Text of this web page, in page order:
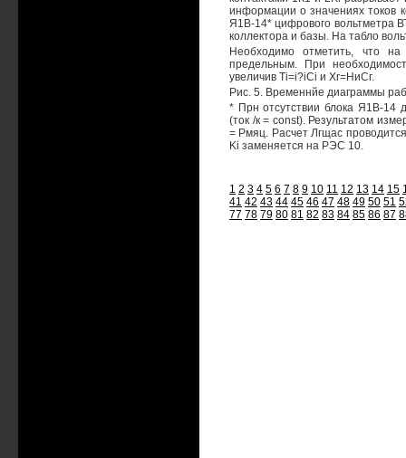
информации о значениях токов
Я1В-14* цифрового вольтметра
коллектора и базы. На табло
Необходимо отметить, что
предельным. При
увеличив Ti=i?iCi и Хг=НиСг.
Рис. 5. Временнйе диаграммы
* Прн отсутствии блока Я1В-14
(ток /к = const). Результатом
= Рмяц. Расчет Лгщас
Ki заменяется на РЭС 10.
1 2 3 4 5 6 7 8 9 10 11 12 13 14 15
41 42 43 44 45 46 47 48 49 50 51
77 78 79 80 81 82 83 84 85 86 87